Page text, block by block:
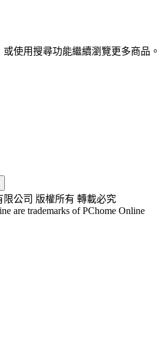
使用搜尋功能繼續瀏覽更多商品。
公司 版權所有 轉載必究
are trademarks of PChome Online